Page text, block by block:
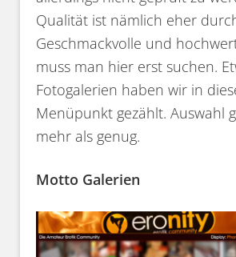
Qualität ist nämlich eher
Geschmackvolle und
muss man hier erst suchen.
Fotogalerien haben wir in
Menüpunkt gezählt. Auswahl
mehr als genug.
Motto Galerien